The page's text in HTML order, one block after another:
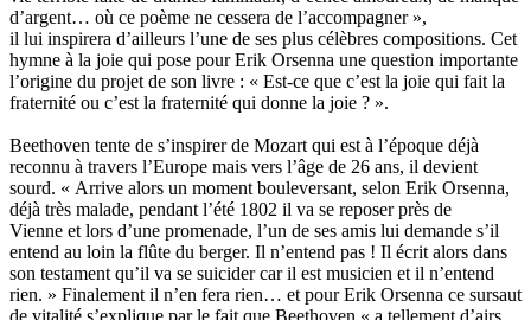
d’argent… où ce poème ne cessera de l’accompagner »,
il lui inspirera d’ailleurs l’une de ses plus célèbres compositions. Cet
hymne à la joie qui pose pour Erik Orsenna une question importante
l’origine du projet de son livre : « Est-ce que c’est la joie qui fait la
fraternité ou c’est la fraternité qui donne la joie ? ».
Beethoven tente de s’inspirer de Mozart qui est à l’époque déjà
reconnu à travers l’Europe mais vers l’âge de 26 ans, il devient
sourd. « Arrive alors un moment bouleversant, selon Erik Orsenna,
déjà très malade, pendant l’été 1802 il va se reposer près de
Vienne et lors d’une promenade, l’un de ses amis lui demande s’il
entend au loin la flûte du berger. Il n’entend pas ! Il écrit alors dans
son testament qu’il va se suicider car il est musicien et il n’entend
rien. » Finalement il n’en fera rien… et pour Erik Orsenna ce sursaut